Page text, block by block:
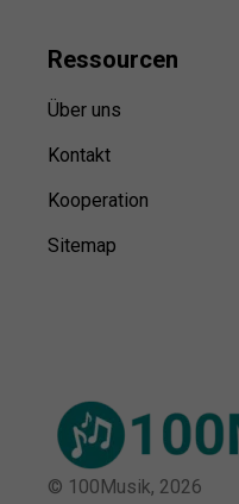
Ressourcen
Über uns
Kontakt
Kooperation
Sitemap
© 100Musik, 2026